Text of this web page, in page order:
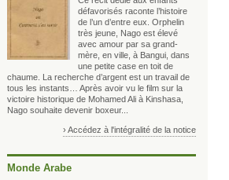
défavorisés raconte l’histoire
de l’un d’entre eux. Orphelin
très jeune, Nago est élevé
avec amour par sa grand-
mère, en ville, à Bangui, dans
une petite case en toit de
chaume. La recherche d’argent est un travail de
tous les instants… Après avoir vu le film sur la
victoire historique de Mohamed Ali à Kinshasa,
Nago souhaite devenir boxeur...
› Accédez à l'intégralité de la notice
Monde Arabe